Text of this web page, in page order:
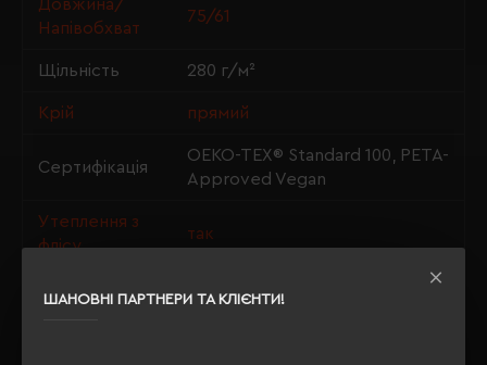
ШАНОВНІ ПАРТНЕРИ ТА КЛІЄНТИ!
Довжина/
Напівобхват
75/61
Щільність 280 г/м²
Крій прямий
Сертифікація
OEKO-TEX® Standard 100, PETA-
Approved Vegan
Утеплення з
флісу
так